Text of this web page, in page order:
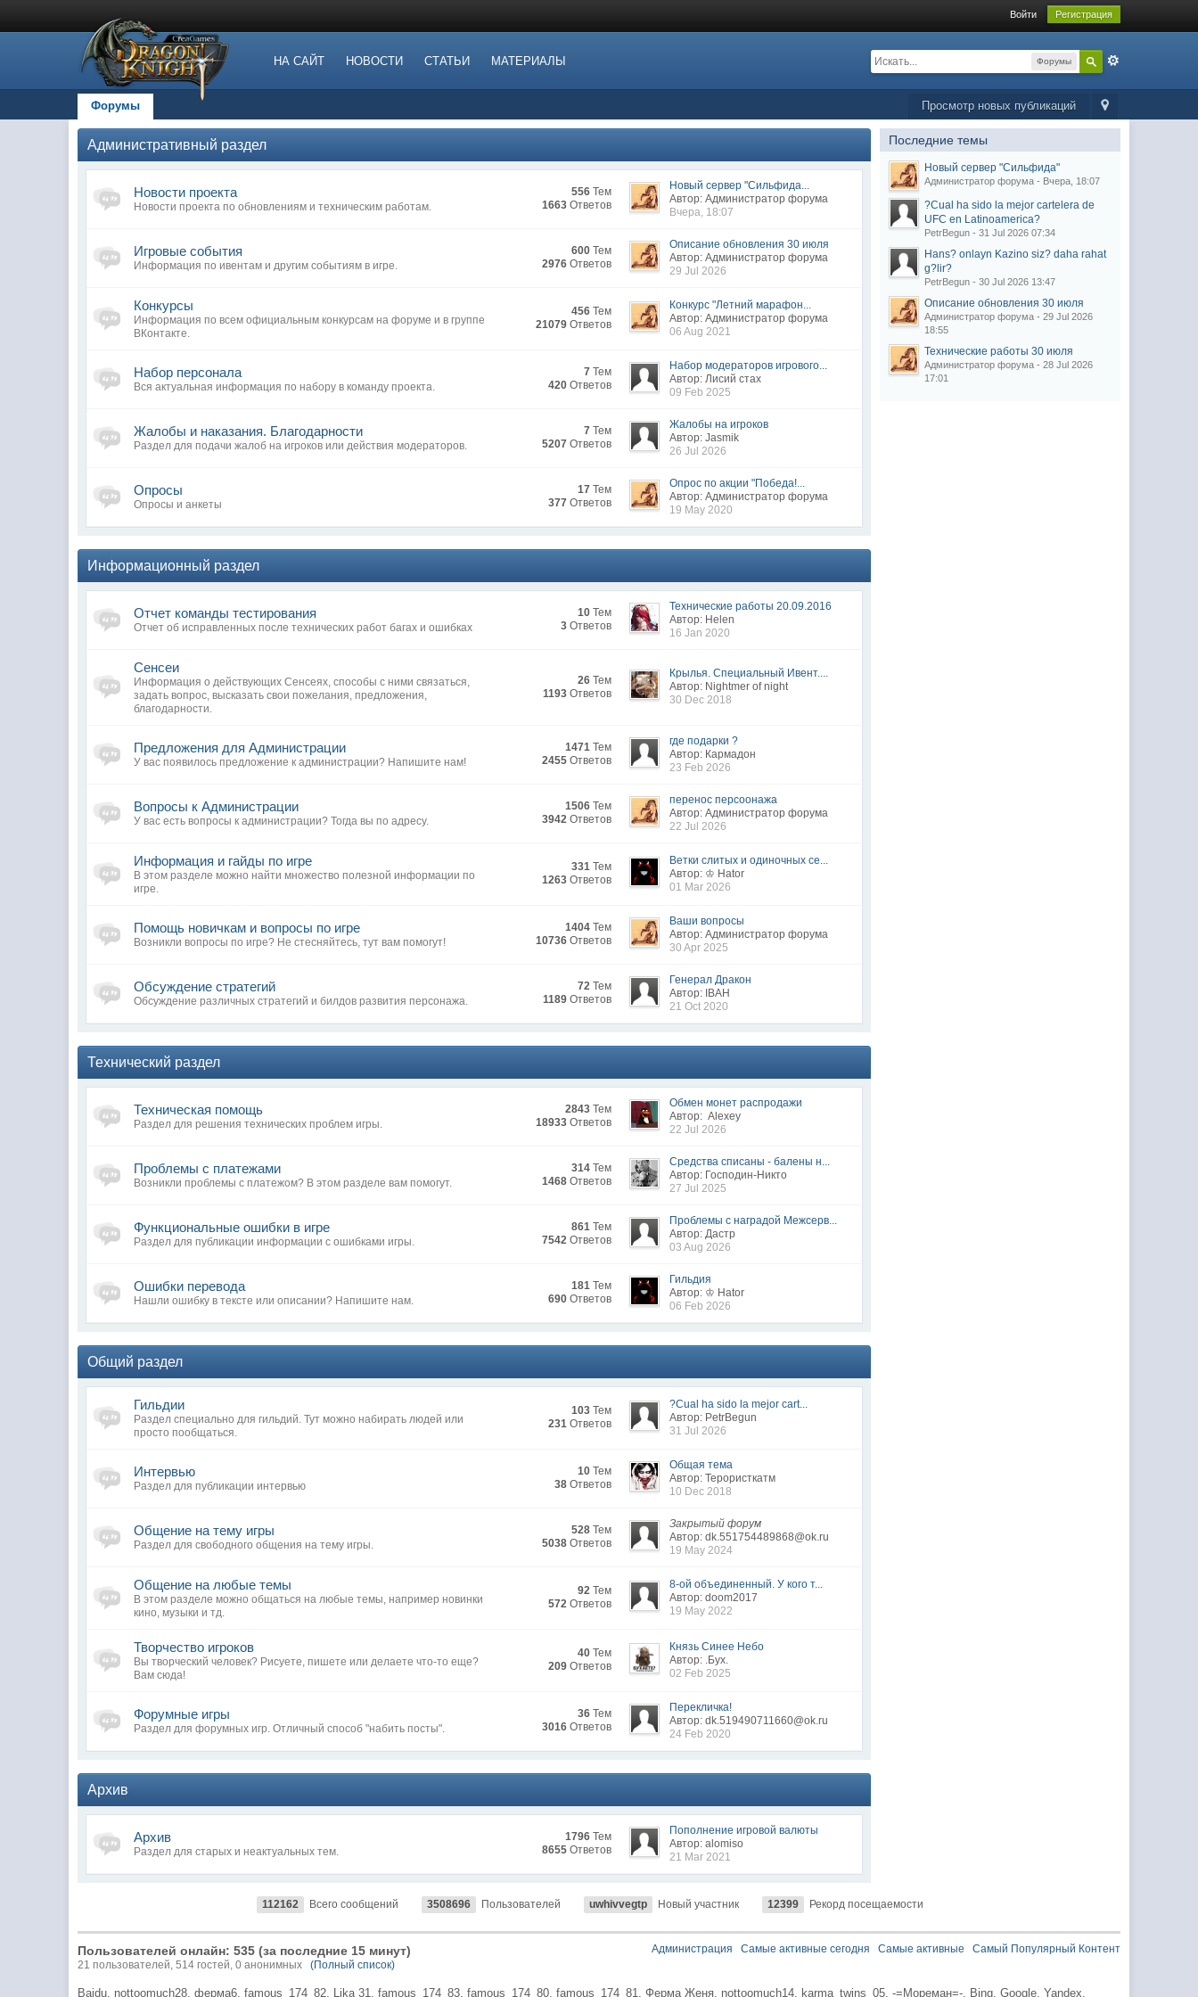
Войти Регистрация
НА САЙТ НОВОСТИ СТАТЬИ МАТЕРИАЛЫ Форумы
Просмотр новых публикаций
Форумы
Административный раздел
Новости проекта
Новости проекта по обновлениям и техническим работам.
556 Тем
1663 Ответов
Новый сервер "Сильфида...
Автор: Администратор форума
Вчера, 18:07
Игровые события
Информация по ивентам и другим событиям в игре.
600 Тем
2976 Ответов
Описание обновления 30 июля
Автор: Администратор форума
29 Jul 2026
Конкурсы
Информация по всем официальным конкурсам на форуме и в группе
ВКонтакте.
456 Тем
21079 Ответов
Конкурс "Летний марафон...
Автор: Администратор форума
06 Aug 2021
Набор персонала
Вся актуальная информация по набору в команду проекта.
7 Тем
420 Ответов
Набор модераторов игрового...
Автор: Лисий стах
09 Feb 2025
Жалобы и наказания. Благодарности
Раздел для подачи жалоб на игроков или действия модераторов.
7 Тем
5207 Ответов
Жалобы на игроков
Автор: Jasmik
26 Jul 2026
Опросы
Опросы и анкеты
17 Тем
377 Ответов
Опрос по акции "Победа!...
Автор: Администратор форума
19 May 2020
Информационный раздел
Отчет команды тестирования
Отчет об исправленных после технических работ багах и ошибках
10 Тем
3 Ответов
Технические работы 20.09.2016
Автор: Нelen
16 Jan 2020
Сенсеи
Информация о действующих Сенсеях, способы с ними связаться,
задать вопрос, высказать свои пожелания, предложения,
благодарности.
26 Тем
1193 Ответов
Крылья. Специальный Ивент....
Автор: Nightmer of night
30 Dec 2018
Предложения для Администрации
У вас появилось предложение к администрации? Напишите нам!
1471 Тем
2455 Ответов
где подарки ?
Автор: Кармадон
23 Feb 2026
Вопросы к Администрации
У вас есть вопросы к администрации? Тогда вы по адресу.
1506 Тем
3942 Ответов
перенос персоонажа
Автор: Администратор форума
22 Jul 2026
Информация и гайды по игре
В этом разделе можно найти множество полезной информации по
игре.
331 Тем
1263 Ответов
Ветки слитых и одиночных се...
Автор: ♔ Hator
01 Mar 2026
Помощь новичкам и вопросы по игре
Возникли вопросы по игре? Не стесняйтесь, тут вам помогут!
1404 Тем
10736 Ответов
Ваши вопросы
Автор: Администратор форума
30 Apr 2025
Обсуждение стратегий
Обсуждение различных стратегий и билдов развития персонажа.
72 Тем
1189 Ответов
Генерал Дракон
Автор: IВAH
21 Oct 2020
Технический раздел
Техническая помощь
Раздел для решения технических проблем игры.
2843 Тем
18933 Ответов
Обмен монет распродажи
Автор: Alexey
22 Jul 2026
Проблемы с платежами
Возникли проблемы с платежом? В этом разделе вам помогут.
314 Тем
1468 Ответов
Средства списаны - балены н...
Автор: Господин-Никто
27 Jul 2025
Функциональные ошибки в игре
Раздел для публикации информации с ошибками игры.
861 Тем
7542 Ответов
Проблемы с наградой Межсерв...
Автор: Дастр
03 Aug 2026
Ошибки перевода
Нашли ошибку в тексте или описании? Напишите нам.
181 Тем
690 Ответов
Гильдия
Автор: ♔ Hator
06 Feb 2026
Общий раздел
Гильдии
Раздел специально для гильдий. Тут можно набирать людей или
просто пообщаться.
103 Тем
231 Ответов
?Cual ha sido la mejor cart...
Автор: PetrBegun
31 Jul 2026
Интервью
Раздел для публикации интервью
10 Тем
38 Ответов
Общая тема
Автор: Терористкатм
10 Dec 2018
Общение на тему игры
Раздел для свободного общения на тему игры.
528 Тем
5038 Ответов
Закрытый форум
Автор: dk.551754489868@ok.ru
19 May 2024
Общение на любые темы
В этом разделе можно общаться на любые темы, например новинки
кино, музыки и тд.
92 Тем
572 Ответов
8-ой объединенный. У кого т...
Автор: doom2017
19 May 2022
Творчество игроков
Вы творческий человек? Рисуете, пишете или делаете что-то еще?
Вам сюда!
40 Тем
209 Ответов
Князь Синее Небо
Автор: .Бyx.
02 Feb 2025
Форумные игры
Раздел для форумных игр. Отличный способ "набить посты".
36 Тем
3016 Ответов
Перекличка!
Автор: dk.519490711660@ok.ru
24 Feb 2020
Архив
Архив
Раздел для старых и неактуальных тем.
1796 Тем
8655 Ответов
Пополнение игровой валюты
Автор: alomiso
21 Mar 2021
Последние темы
Новый сервер "Сильфида"
Администратор форума - Вчера, 18:07
?Cual ha sido la mejor cartelera de
UFC en Latinoamerica?
PetrBegun - 31 Jul 2026 07:34
Hans? onlayn Kazino siz? daha rahat
g?lir?
PetrBegun - 30 Jul 2026 13:47
Описание обновления 30 июля
Администратор форума - 29 Jul 2026
18:55
Технические работы 30 июля
Администратор форума - 28 Jul 2026
17:01
112162 Всего сообщений 3508696 Пользователей uwhivvegtp Новый участник 12399 Рекорд посещаемости
Администрация Самые активные сегодня Самые активные Самый Популярный Контент
Пользователей онлайн: 535 (за последние 15 минут)
21 пользователей, 514 гостей, 0 анонимных(Полный список)
Baidu, nottoomuch28, ферма6, famous_174_82, Lika 31, famous_174_83, famous_174_80, famous_174_81, Ферма Женя, nottoomuch14, karma_twins_05, -=Мореман=-, Bing, Google, Yandex,